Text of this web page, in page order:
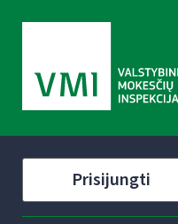
Prisijungti